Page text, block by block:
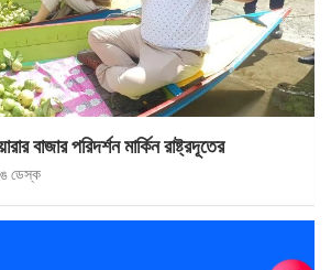
বাজার পরিদর্শন মার্কিন রাষ্ট্রদূতের
ডেস্ক